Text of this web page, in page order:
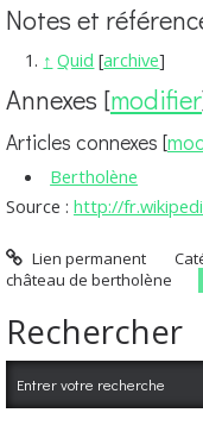
Notes et
↑ Quid [archive]
Annexes [modifier
Articles connexes [
Bertholène
Source : http://
Lien permanent
château de bertholène
Rechercher